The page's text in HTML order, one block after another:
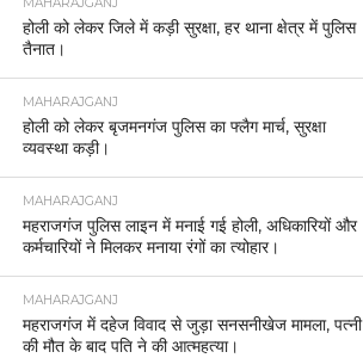
होली को लेकर जिले में कड़ी सुरक्षा, हर थाना क्षेत्र में पुलिस
तैनात।
MAHARAJGANJ
होली को लेकर बृजमनगंज पुलिस का फ्लैग मार्च, सुरक्षा
व्यवस्था कड़ी।
MAHARAJGANJ
महराजगंज पुलिस लाइन में मनाई गई होली, अधिकारियों और
कर्मचारियों ने मिलकर मनाया रंगों का त्योहार।
MAHARAJGANJ
महराजगंज में दहेज विवाद से जुड़ा सनसनीखेज मामला, पत्नी
की मौत के बाद पति ने की आत्महत्या।